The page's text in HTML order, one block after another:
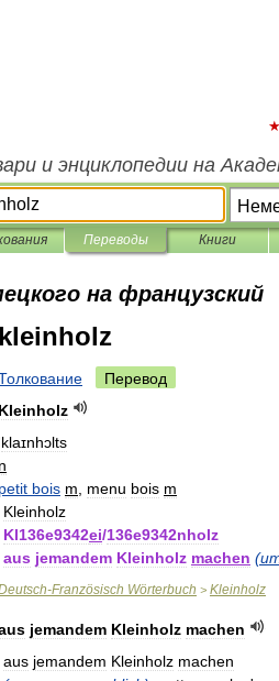
и энциклопедии на
Переводы Книги
на французский
kleinholz
Перевод
Kleinholz
klaɪnhɔlts
n
petit bois m menu bois m
Kleinholz
Kl136e9342ei/136e9342nholz
aus jemandem Kleinholz machen (
-Französisch Wörterbuch > Kleinholz
jemandem Kleinholz machen
aus jemandem Kleinholz machen